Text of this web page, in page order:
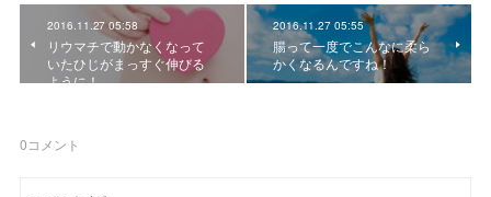
2016.11.27 05:58
リウマチで動かなくなって
いたひじがまっすぐ伸びる
ように！
2016.11.27 05:55
腸って一度でこんなに柔ら
かくなるんですね！
0コメント